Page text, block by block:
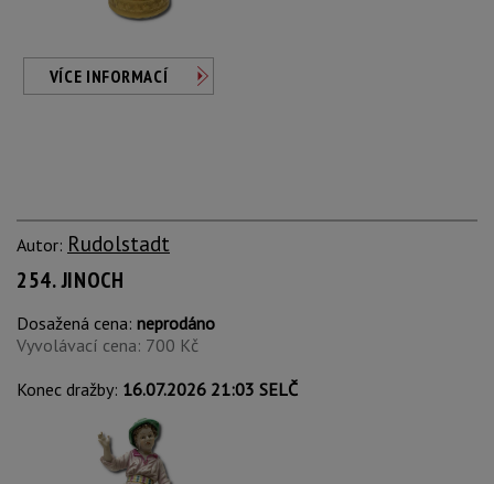
VÍCE INFORMACÍ
Autor: Rudolstadt
254. JINOCH
Dosažená cena: neprodáno
Vyvolávací cena: 700 Kč
Konec dražby: 16.07.2026 21:03 SELČ